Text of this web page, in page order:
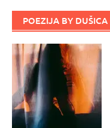
POEZIJA BY DUŠICA